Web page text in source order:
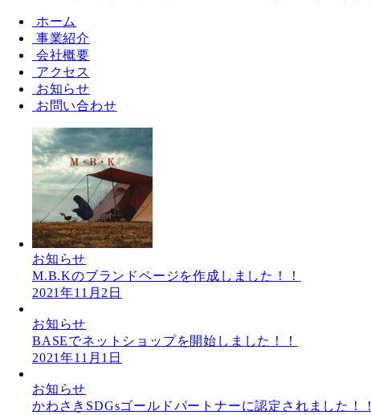
ホーム
事業紹介
会社概要
アクセス
お知らせ
お問い合わせ
お知らせ
M.B.Kのブランドページを作成しました！！
2021年11月2日
お知らせ
BASEでネットショップを開始しました！！
2021年11月1日
お知らせ
かわさきSDGsゴールドパートナーに認定されました！！